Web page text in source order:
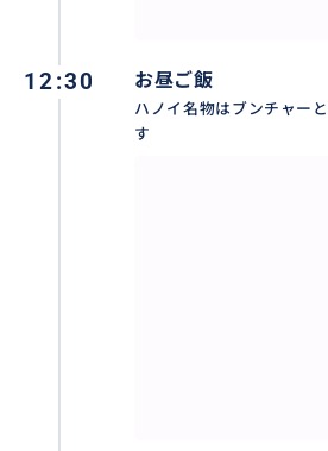
12:30 お昼ご飯
ハノイ名物はブンチャー
す